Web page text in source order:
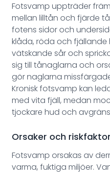
Fotsvamp uppträder
mellan lilltån och fjärde
fotens sidor och
klåda, röda och fjällande
vätskande sår och
sig till tånaglarna och
gör naglarna
Kronisk fotsvamp kan
med vita fjäll, medan
tjockare hud och
Orsaker och
Fotsvamp orsakas av
varma, fuktiga miljöer.